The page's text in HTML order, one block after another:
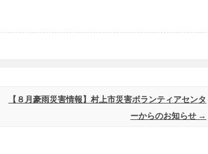
【８月豪雨災害情報】村上市災害ボランティアセンタ
ーからのお知らせ →